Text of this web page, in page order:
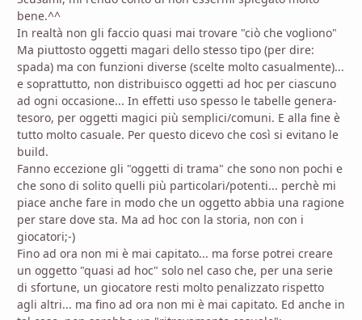
bene.^^
In realtà non gli faccio quasi mai trovare "ciò che vogliono"
Ma piuttosto oggetti magari dello stesso tipo (per dire:
spada) ma con funzioni diverse (scelte molto casualmente)...
e soprattutto, non distribuisco oggetti ad hoc per ciascuno
ad ogni occasione... In effetti uso spesso le tabelle genera-
tesoro, per oggetti magici più semplici/comuni. E alla fine è
tutto molto casuale. Per questo dicevo che così si evitano le
build.
Fanno eccezione gli "oggetti di trama" che sono non pochi e
che sono di solito quelli più particolari/potenti... perchè mi
piace anche fare in modo che un oggetto abbia una ragione
per stare dove sta. Ma ad hoc con la storia, non con i
giocatori;-)
Fino ad ora non mi è mai capitato... ma forse potrei creare
un oggetto "quasi ad hoc" solo nel caso che, per una serie
di sfortune, un giocatore resti molto penalizzato rispetto
agli altri... ma fino ad ora non mi è mai capitato. Ed anche in